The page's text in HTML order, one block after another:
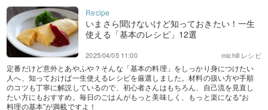
いまさら聞けないけど知っておきたい！一生
使える「基本のレシピ」12選
michill レシピ
2025/04/05 11:00
定番だけど意外とあやふや？そんな「基本の料理」をしっかり身につけたい
人へ、知っておけば一生使えるレシピを厳選しました。材料の扱い方や手順
のコツも丁寧に解説しているので、初心者さんはもちろん、自己流を見直し
たい方にもおすすめ。毎日のごはんがもっと美味しく、もっと楽になる“お
料理の基本”が満載ですよ！